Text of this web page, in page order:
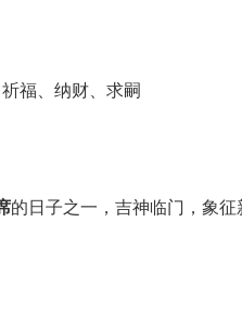
福、纳财、求嗣
的日子之一，吉神临门，象